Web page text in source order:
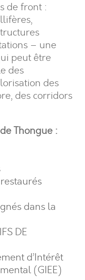
de front :
– une
peut être
des
des
des corridors
Thongue :
dans la
DE
d’Intérêt
(GIEE)